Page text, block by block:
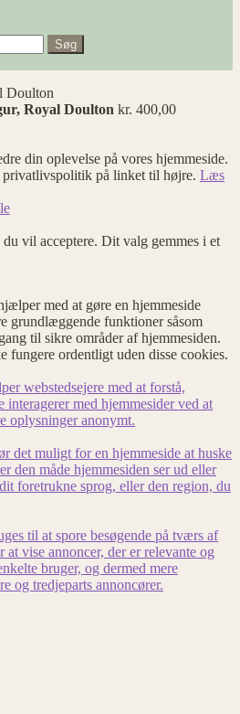
Søg
Royal Doulton kr. 400,00
din oplevelse på vores hjemmeside.
på linket til højre. Læs
vil acceptere. Dit valg gemmes i et
med at gøre en hjemmeside
grundlæggende funktioner såsom
til sikre områder af hjemmesiden.
fungere ordentligt uden disse cookies.
webstedsejere med at forstå,
interagerer med hjemmesider ved at
oplysninger anonymt.
det muligt for en hjemmeside at huske
den måde hjemmesiden ser ud eller
foretrukne sprog, eller den region, du
til at spore besøgende på tværs af
at vise annoncer, der er relevante og
bruger, og dermed mere
og tredjeparts annoncører.